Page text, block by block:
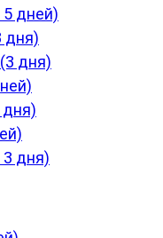
дней)
дня)
дня)
дня)
дня)